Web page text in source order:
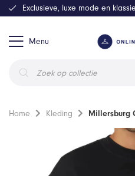
Menu
zoeken
Exclusieve, luxe mode en
Home Kleding Millersburg